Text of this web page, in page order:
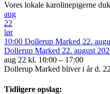
Vores lokale karolinepigerne
aug
22
lør
10:00 Dollerup Marked 22.
Dollerup Marked 22. august
aug 22 kl. 10:00 – 17:00
Dollerup Marked bliver i år d.
Tidligere opslag: